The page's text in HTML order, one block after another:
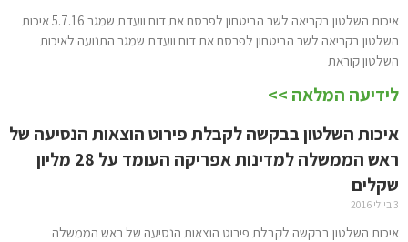
איכות השלטון בקריאה לשר הביטחון לפרסם את דוח וועדת שמגר 5.7.16 איכות
השלטון בקריאה לשר הביטחון לפרסם את דוח וועדת שמגר התנועה לאיכות
השלטון קוראת
לידיעה המלאה >>
איכות השלטון בבקשה לקבלת פירוט הוצאות הנסיעה של
ראש הממשלה למדינות אפריקה העומד על 28 מליון
שקלים
3 ביולי 2016
איכות השלטון בבקשה לקבלת פירוט הוצאות הנסיעה של ראש הממשלה